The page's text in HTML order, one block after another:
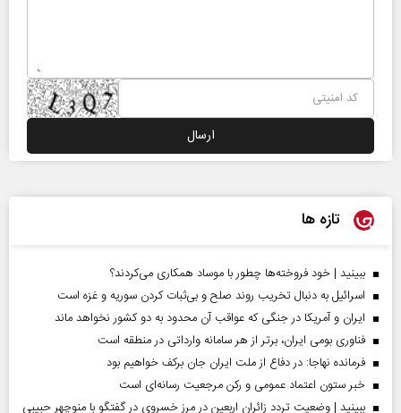
تازه ها
ببینید | خود فروخته‌ها چطور با موساد همکاری می‌کردند؟
اسرائیل به دنبال تخریب روند صلح و بی‌ثبات کردن سوریه و غزه است
ایران و آمریکا در جنگی که عواقب آن محدود به دو کشور نخواهد ماند
فناوری بومی ایران، برتر از هر سامانه وارداتی در منطقه است
فرمانده نهاجا: در دفاع از ملت ایران جان برکف خواهیم بود
خبر ستون اعتماد عمومی و رکن مرجعیت رسانه‌ای است
ببینید | وضعیت تردد زائران اربعین در مرز خسروی در گفتگو با منوچهر حبیبی